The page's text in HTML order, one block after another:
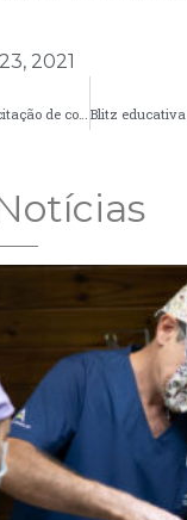
2021
Chamamento – solicitação de comparecimento de candidatos – 22/09